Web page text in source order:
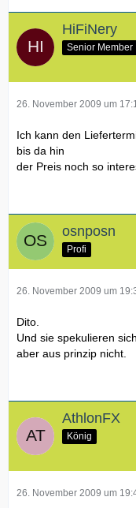
HiFiNery
Senior Member
26. November 2009 um
Ich kann den
bis da hin
der Preis noch so
osnposn
Profi
26. November 2009 um
Dito.
Und sie spekulieren
aber aus prinzip nicht.
AthlonFX
König
26. November 2009 um